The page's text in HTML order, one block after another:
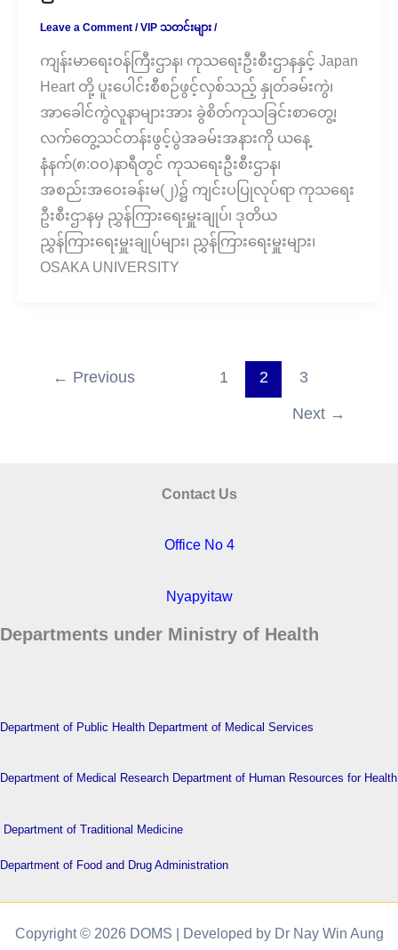
Leave a Comment /VIP သတင်းများ/
ကျန်းမာရေးဝန်ကြီးဌာန၊ ကုသရေးဦးစီးဌာနနှင့် Japan
Heart တို့ ပူးပေါင်းစီစဉ်ဖွင့်လှစ်သည့် နှုတ်ခမ်းကွဲ၊
အာခေါင်ကွဲလူနာများအား ခွဲစိတ်ကုသခြင်းစာတွေ့၊
လက်တွေ့သင်တန်းဖွင့်ပွဲအခမ်းအနားကို ယနေ့
နံနက်(၈:၀၀)နာရီတွင် ကုသရေးဦးစီးဌာန၊
အစည်းအဝေးခန်းမ(၂)၌ ကျင်းပပြုလုပ်ရာ ကုသရေး
ဦးစီးဌာနမှ ညွှန်ကြားရေးမှူးချုပ်၊ ဒုတိယ
ညွှန်ကြားရေးမှူးချုပ်များ၊ ညွှန်ကြားရေးမှူးများ၊
OSAKA UNIVERSITY
← Previous 1 2 3
Next →
Contact Us
Office No 4
Nyapyitaw
Departments under Ministry of Health
Department of Public Health Department of Medical Services
Department of Medical Research Department of Human Resources for Health
Department of Traditional Medicine
Department of Food and Drug Administration
Copyright © 2026 DOMS | Developed by Dr Nay Win Aung